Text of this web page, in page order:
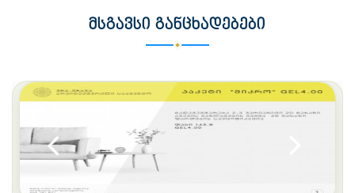
ᲛᲡᲒᲐᲕᲡᲘ ᲒᲐᲜᲪᲮᲐᲓᲔᲑᲔᲑᲘ